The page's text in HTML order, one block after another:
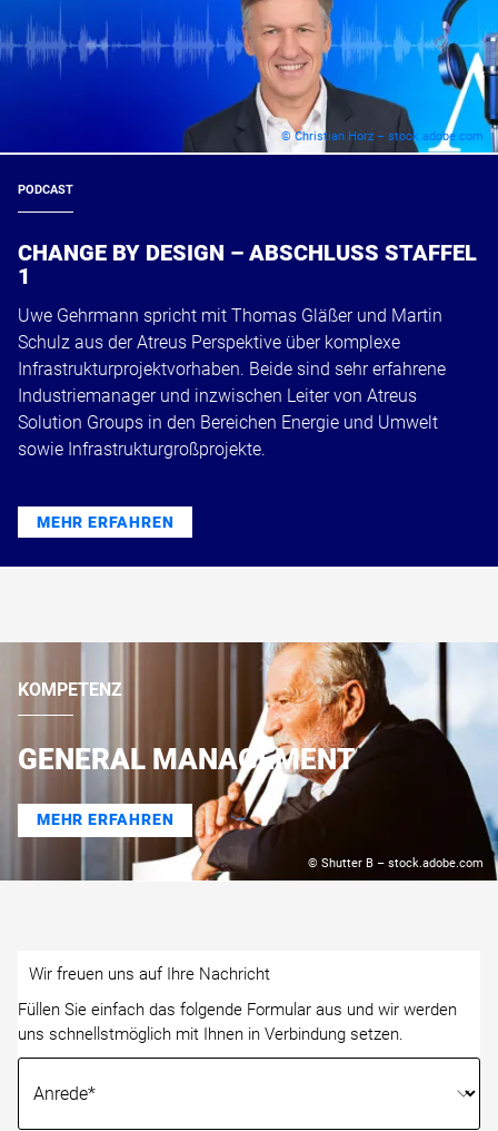
© Christian Horz – stock.adobe.com
PODCAST
CHANGE BY DESIGN – ABSCHLUSS STAFFEL
1
Uwe Gehrmann spricht mit Thomas Gläßer und Martin
Schulz aus der Atreus Perspektive über komplexe
Infrastrukturprojektvorhaben. Beide sind sehr erfahrene
Industriemanager und inzwischen Leiter von Atreus
Solution Groups in den Bereichen Energie und Umwelt
sowie Infrastrukturgroßprojekte.
MEHR ERFAHREN
© Shutter B – stock.adobe.com
KOMPETENZ
GENERAL MANAGEMENT
MEHR ERFAHREN
Wir freuen uns auf Ihre Nachricht
Füllen Sie einfach das folgende Formular aus und wir werden
uns schnellstmöglich mit Ihnen in Verbindung setzen.